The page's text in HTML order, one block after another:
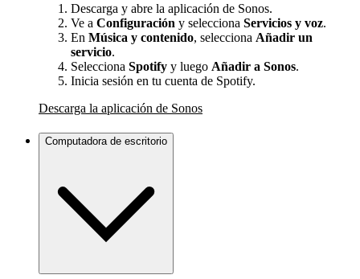
Descarga y abre la aplicación de Sonos.
Ve a Configuración y selecciona Servicios y voz.
En Música y contenido, selecciona Añadir un
servicio.
Selecciona Spotify y luego Añadir a Sonos.
Inicia sesión en tu cuenta de Spotify.
Descarga la aplicación de Sonos
Computadora de escritorio